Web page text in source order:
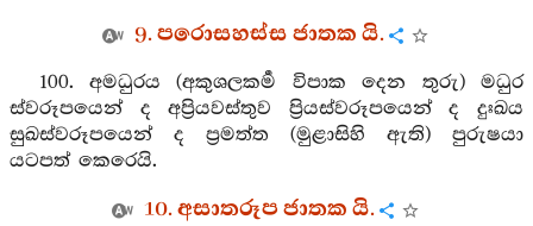
9. පරොසහස්ස ජාතක යි.
100. අමධුරය (අකුශලකර්‍ම විපාක දෙන තුරු) මධුර
ස්වරූපයෙන් ද අප්‍රියවස්තුව ප්‍රියස්වරූපයෙන් ද දුඃඛය
සුඛස්වරූපයෙන් ද ප්‍රමත්ත (මුළාසිහි ඇති) පුරුෂයා
යටපත් කෙරෙයි.
10. අසාතරූප ජාතක යි.